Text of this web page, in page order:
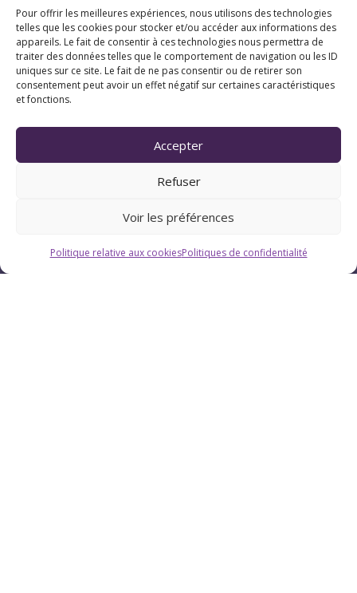
Pour offrir les meilleures expériences, nous utilisons des technologies
telles que les cookies pour stocker et/ou accéder aux informations des
appareils. Le fait de consentir à ces technologies nous permettra de
traiter des données telles que le comportement de navigation ou les ID
uniques sur ce site. Le fait de ne pas consentir ou de retirer son
consentement peut avoir un effet négatif sur certaines caractéristiques
et fonctions.
Accepter
Refuser
Voir les préférences
Politique relative aux cookiesPolitiques de confidentialité
Pau (Pyrénées-Atlantiques 64)
Suivez Chrystellys